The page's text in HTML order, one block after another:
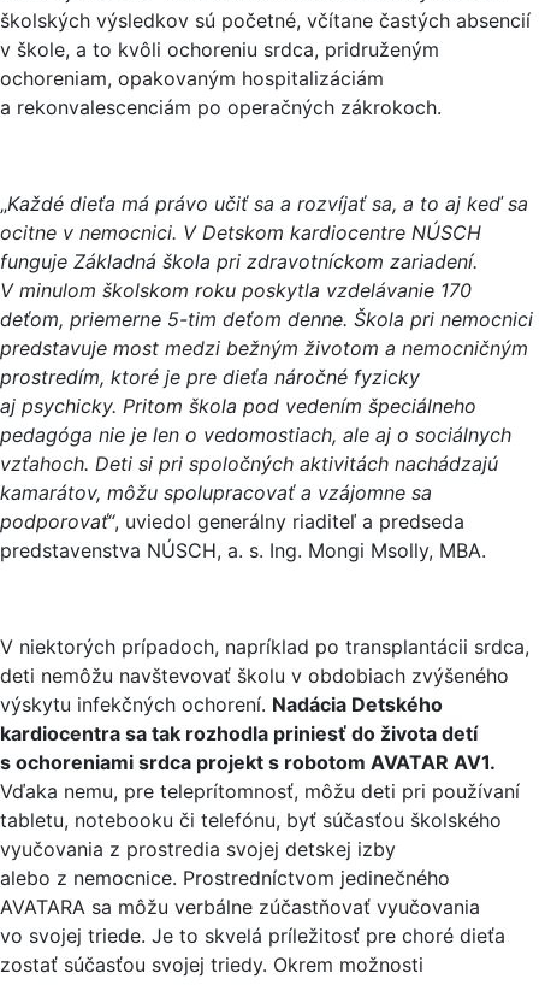
školských výsledkov sú početné, včítane častých absencií
v škole, a to kvôli ochoreniu srdca, pridruženým
ochoreniam, opakovaným hospitalizáciám
a rekonvalescenciám po operačných zákrokoch.
„Každé dieťa má právo učiť sa a rozvíjať sa, a to aj keď sa
ocitne v nemocnici. V Detskom kardiocentre NÚSCH
funguje Základná škola pri zdravotníckom zariadení.
V minulom školskom roku poskytla vzdelávanie 170
deťom, priemerne 5-tim deťom denne. Škola pri nemocnici
predstavuje most medzi bežným životom a nemocničným
prostredím, ktoré je pre dieťa náročné fyzicky
aj psychicky. Pritom škola pod vedením špeciálneho
pedagóga nie je len o vedomostiach, ale aj o sociálnych
vzťahoch. Deti si pri spoločných aktivitách nachádzajú
kamarátov, môžu spolupracovať a vzájomne sa
podporovať“, uviedol generálny riaditeľ a predseda
predstavenstva NÚSCH, a. s. Ing. Mongi Msolly, MBA.
V niektorých prípadoch, napríklad po transplantácii srdca,
deti nemôžu navštevovať školu v obdobiach zvýšeného
výskytu infekčných ochorení. Nadácia Detského
kardiocentra sa tak rozhodla priniesť do života detí
s ochoreniami srdca projekt s robotom AVATAR AV1.
Vďaka nemu, pre teleprítomnosť, môžu deti pri používaní
tabletu, notebooku či telefónu, byť súčasťou školského
vyučovania z prostredia svojej detskej izby
alebo z nemocnice. Prostredníctvom jedinečného
AVATARA sa môžu verbálne zúčastňovať vyučovania
vo svojej triede. Je to skvelá príležitosť pre choré dieťa
zostať súčasťou svojej triedy. Okrem možnosti